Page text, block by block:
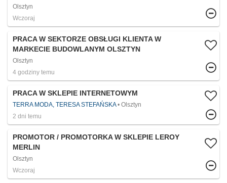
Olsztyn
Wczoraj
PRACA W SEKTORZE OBSŁUGI KLIENTA W
MARKECIE BUDOWLANYM OLSZTYN
Olsztyn
4 godziny temu
PRACA W SKLEPIE INTERNETOWYM
TERRA MODA, TERESA STEFAŃSKA
Olsztyn
2 dni temu
PROMOTOR / PROMOTORKA W SKLEPIE LEROY
MERLIN
Olsztyn
Wczoraj